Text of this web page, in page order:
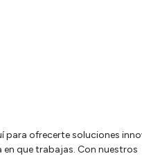
para ofrecerte soluciones
que trabajas. Con nuestros